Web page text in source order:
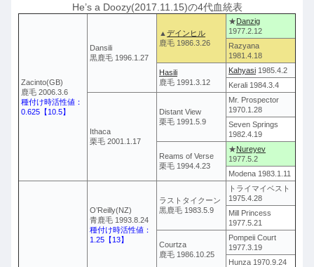
He’s a Doozy(2017.11.15)の4代血統表
Zacinto(GB)
鹿毛 2006.3.6
種付け時活性値：
0.625【10.5】
Dansili
黒鹿毛 1996.1.27
▲ デインヒル
鹿毛 1986.3.26
★Danzig
1977.2.12
Razyana
1981.4.18
Hasili
鹿毛 1991.3.12
Kahyasi 1985.4.2
Kerali 1984.3.4
Ithaca
栗毛 2001.1.17
Distant View
栗毛 1991.5.9
Mr. Prospector
1970.1.28
Seven Springs
1982.4.19
Reams of Verse
栗毛 1994.4.23
★Nureyev
1977.5.2
Modena 1983.1.11
O’Reilly(NZ)
青鹿毛 1993.8.24
種付け時活性値：
1.25【13】
ラストタイクーン
黒鹿毛 1983.5.9
トライマイベスト
1975.4.28
Mill Princess
1977.5.21
Courtza
鹿毛 1986.10.25
Pompeii Court
1977.3.19
Hunza 1970.9.24